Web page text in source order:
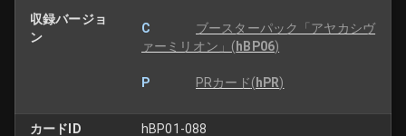
収録バージョ
ン
C
ブースターパック「アヤカシヴ
ァーミリオン」 (hBP06)
P PRカード(hPR)
カードID hBP01-088